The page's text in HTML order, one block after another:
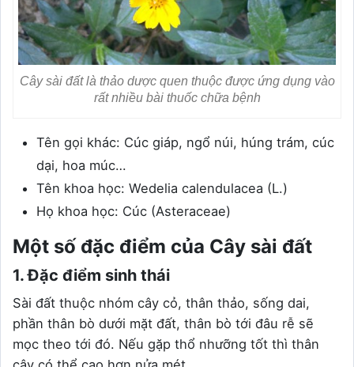
Cây sài đất là thảo dược quen thuộc được ứng dụng vào
rất nhiều bài thuốc chữa bệnh
Tên gọi khác: Cúc giáp, ngổ núi, húng trám, cúc
dại, hoa múc…
Tên khoa học: Wedelia calendulacea (L.)
Họ khoa học: Cúc (Asteraceae)
Một số đặc điểm của Cây sài đất
1. Đặc điểm sinh thái
Sài đất thuộc nhóm cây cỏ, thân thảo, sống dai,
phần thân bò dưới mặt đất, thân bò tới đâu rễ sẽ
mọc theo tới đó. Nếu gặp thổ nhưỡng tốt thì thân